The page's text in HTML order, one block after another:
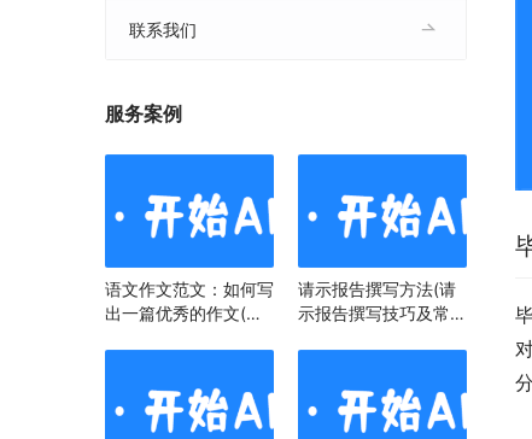
联系我们
服务案例
语文作文范文：如何写
出一篇优秀的作文(语
请示报告撰写方法(请
示报告撰写技巧及常见